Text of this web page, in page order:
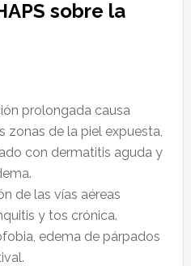
sobre la
prolongada causa
zonas de la piel expuesta,
con dermatitis aguda y
de las vías aéreas
y tos crónica.
edema de párpados